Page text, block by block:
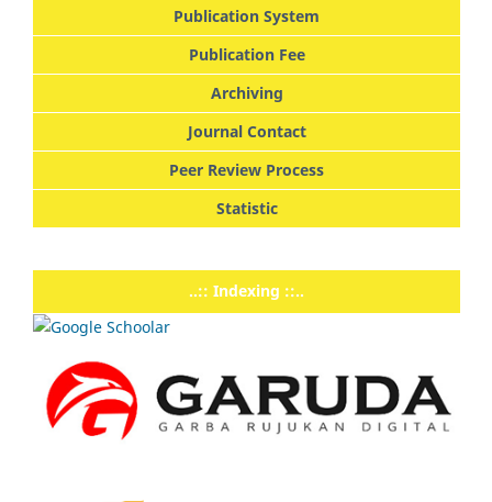
Publication System
Publication Fee
Archiving
Journal Contact
Peer Review Process
Statistic
..:: Indexing ::..